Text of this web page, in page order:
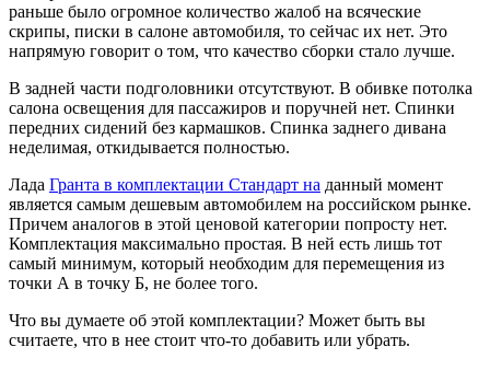
раньше было огромное количество жалоб на всяческие
скрипы, писки в салоне автомобиля, то сейчас их нет. Это
напрямую говорит о том, что качество сборки стало лучше.
В задней части подголовники отсутствуют. В обивке потолка
салона освещения для пассажиров и поручней нет. Спинки
передних сидений без кармашков. Спинка заднего дивана
неделимая, откидывается полностью.
Лада Гранта в комплектации Стандарт на данный момент
является самым дешевым автомобилем на российском рынке.
Причем аналогов в этой ценовой категории попросту нет.
Комплектация максимально простая. В ней есть лишь тот
самый минимум, который необходим для перемещения из
точки А в точку Б, не более того.
Что вы думаете об этой комплектации? Может быть вы
считаете, что в нее стоит что-то добавить или убрать.